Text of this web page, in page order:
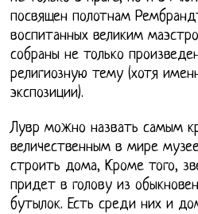
посвящен полотнам
воспитанных великим
собраны не только
религиозную тему (хотя
экспозиции).
Лувр можно назвать самым
величественным в мире
строить дома, Кроме того,
придет в голову из
бутылок. Есть среди них и